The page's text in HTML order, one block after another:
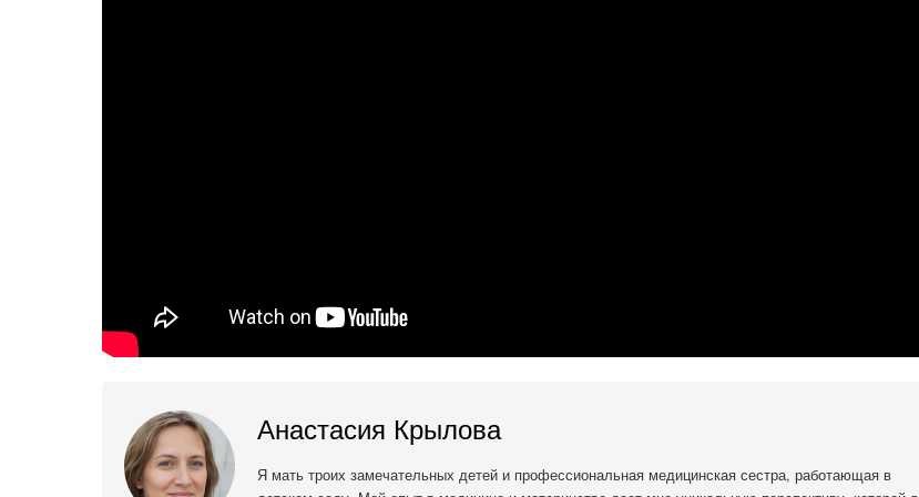
Анастасия Крылова
Я мать троих замечательных детей и профессиональная медицинская сестра, работающая в